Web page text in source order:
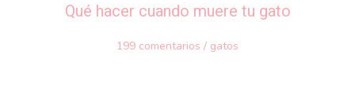
Qué hacer cuando muere tu gato
199 comentarios / gatos